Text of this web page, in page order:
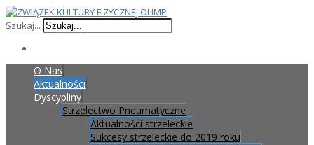
Szukaj...
O Nas
Aktualności
Dyscypliny
Strzelectwo Pneumatyczne
Aktualności strzeleckie
Sukcesy strzeleckie do 2019 roku